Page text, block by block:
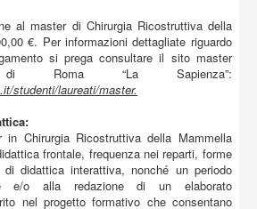
al master di Chirurgia Ricostruttiva della
€. Per informazioni dettagliate riguardo
si prega consultare il sito master
di Roma “La Sapienza”:
studenti/laureati/master.
Chirurgia Ricostruttiva della Mammella
frontale, frequenza nei reparti, forme
didattica interattiva, nonché un periodo
e/o alla redazione di un elaborato
nel progetto formativo che consentano